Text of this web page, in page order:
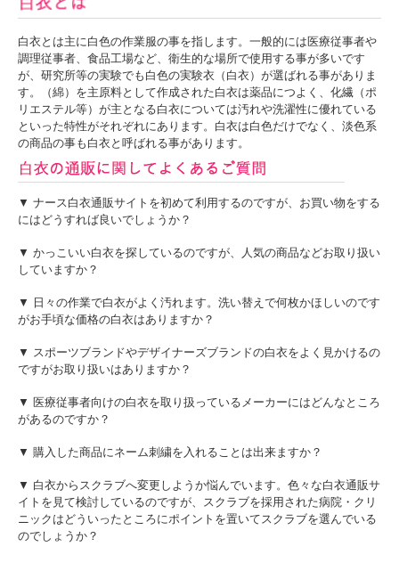
白衣とは主に白色の作業服の事を指します。一般的には医療従事者や
調理従事者、食品工場など、衛生的な場所で使用する事が多いです
が、研究所等の実験でも白色の実験衣（白衣）が選ばれる事がありま
す。（綿）を主原料として作成された白衣は薬品につよく、化繊（ポ
リエステル等）が主となる白衣については汚れや洗濯性に優れている
といった特性がそれぞれにあります。白衣は白色だけでなく、淡色系
の商品の事も白衣と呼ばれる事があります。
▼ ナース白衣通販サイトを初めて利用するのですが、お買い物をする
にはどうすれば良いでしょうか？
▼ かっこいい白衣を探しているのですが、人気の商品などお取り扱い
していますか？
▼ 日々の作業で白衣がよく汚れます。洗い替えで何枚かほしいのです
がお手頃な価格の白衣はありますか？
▼ スポーツブランドやデザイナーズブランドの白衣をよく見かけるの
ですがお取り扱いはありますか？
▼ 医療従事者向けの白衣を取り扱っているメーカーにはどんなところ
があるのですか？
▼ 購入した商品にネーム刺繍を入れることは出来ますか？
▼ 白衣からスクラブへ変更しようか悩んでいます。色々な白衣通販サ
イトを見て検討しているのですが、スクラブを採用された病院・クリ
ニックはどういったところにポイントを置いてスクラブを選んでいる
のでしょうか？